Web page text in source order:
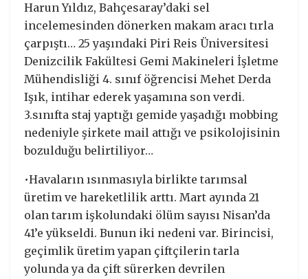
Harun Yıldız, Bahçesaray’daki sel
incelemesinden dönerken makam aracı tırla
çarpıştı… 25 yaşındaki Piri Reis Üniversitesi
Denizcilik Fakültesi Gemi Makineleri İşletme
Mühendisliği 4. sınıf öğrencisi Mehet Derda
Işık, intihar ederek yaşamına son verdi.
3.sınıfta staj yaptığı gemide yaşadığı mobbing
nedeniyle şirkete mail attığı ve psikolojisinin
bozulduğu belirtiliyor…
•Havaların ısınmasıyla birlikte tarımsal
üretim ve hareketlilik arttı. Mart ayında 21
olan tarım işkolundaki ölüm sayısı Nisan’da
41’e yükseldi. Bunun iki nedeni var. Birincisi,
geçimlik üretim yapan çiftçilerin tarla
yolunda ya da çift sürerken devrilen